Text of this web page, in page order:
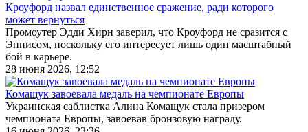
Кроуфорд назвал единственное сражение, ради которого
может вернуться
Промоутер Эдди Хирн заверил, что Кроуфорд не сразится с
Эннисом, поскольку его интересует лишь один масштабный
бой в карьере.
28 июня 2026, 12:52
Комащук завоевала медаль на чемпионате Европы
Украинская саблистка Алина Комащук стала призером
чемпионата Европы, завоевав бронзовую награду.